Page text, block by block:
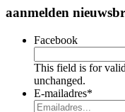
aanmelden
Facebook
This field is for
unchanged.
E-mailadres*